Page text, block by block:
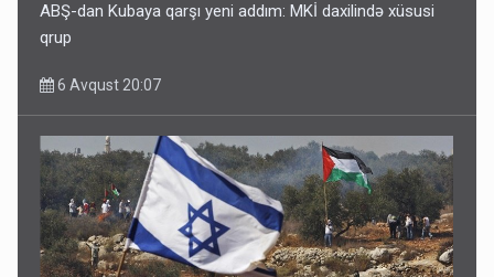
ABŞ-dan Kubaya qarşı yeni addım: MKİ daxilində xüsusi
qrup
6 Avqust 20:07